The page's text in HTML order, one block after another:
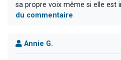
sa propre voix même si elle est
du commentaire
Annie G.